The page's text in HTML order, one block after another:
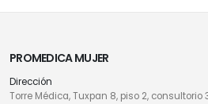
PROMEDICA MUJER
Dirección
Torre Médica, Tuxpan 8, piso 2, consultorio